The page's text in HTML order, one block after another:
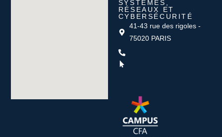
SYSTEMES,
RÉSEAUX ET
CYBERSÉCURITÉ
41-43 rue des rigoles -
75020 PARIS